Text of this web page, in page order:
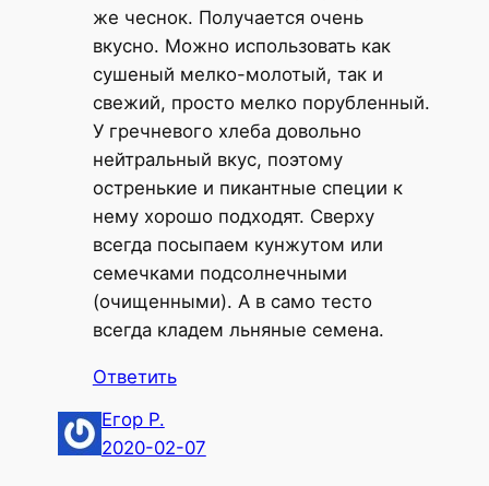
же чеснок. Получается очень
вкусно. Можно использовать как
сушеный мелко-молотый, так и
свежий, просто мелко порубленный.
У гречневого хлеба довольно
нейтральный вкус, поэтому
остренькие и пикантные специи к
нему хорошо подходят. Сверху
всегда посыпаем кунжутом или
семечками подсолнечными
(очищенными). А в само тесто
всегда кладем льняные семена.
Ответить
Егор Р.
2020-02-07